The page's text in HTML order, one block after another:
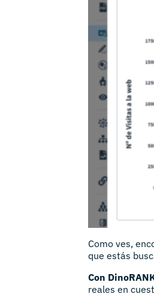
Como ves,
que estás
Con
reales en